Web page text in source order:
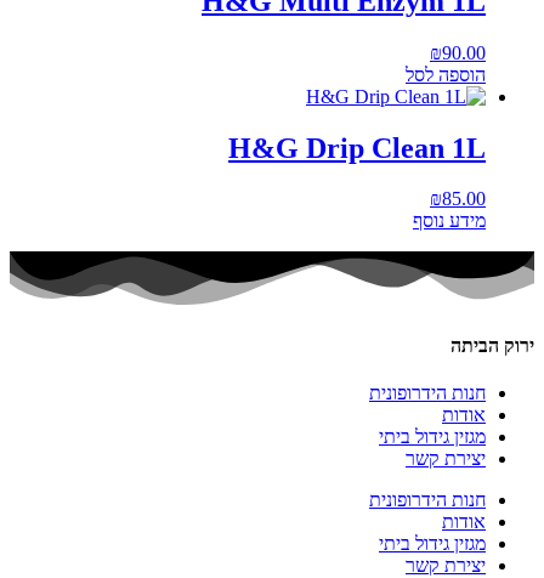
₪90.00
הוספה לסל
H&G Drip Clean 1L
₪85.00
מידע נוסף
ירוק הביתה
חנות הידרופונית
אודות
מגזין גידול ביתי
יצירת קשר
חנות הידרופונית
אודות
מגזין גידול ביתי
יצירת קשר